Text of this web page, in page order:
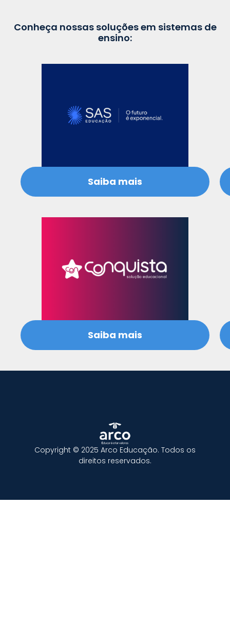
Conheça nossas soluções em sistemas de
ensino:
Saiba mais
Saiba mais
Copyright © 2025 Arco Educação. Todos os
direitos reservados.